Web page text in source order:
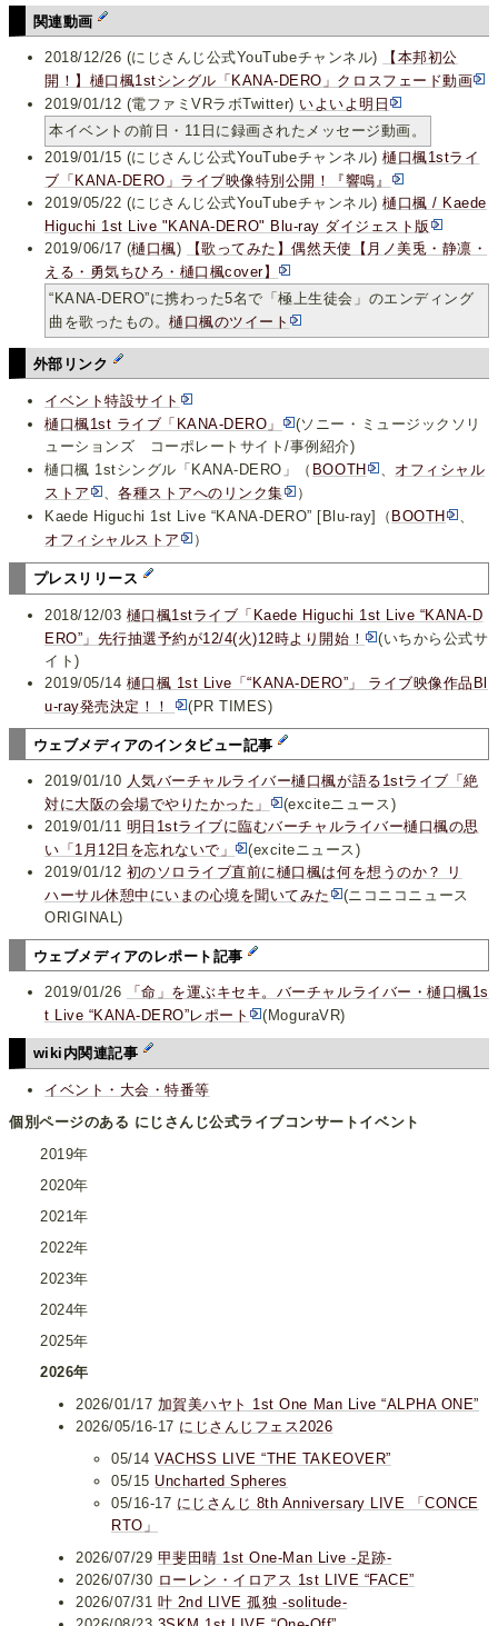
関連動画
2018/12/26 (にじさんじ公式YouTubeチャンネル)
【本邦初公
開！】樋口楓1stシングル「KANA-DERO」クロスフェード動画
2019/01/12 (電ファミVRラボTwitter) いよいよ明日
本イベントの前日・11日に録画されたメッセージ動画。
2019/01/15 (にじさんじ公式YouTubeチャンネル)樋口楓1stライ
ブ「KANA-DERO」ライブ映像特別公開！『響鳴』
2019/05/22 (にじさんじ公式YouTubeチャンネル)樋口楓 / Kaede
Higuchi 1st Live "KANA-DERO" Blu-ray ダイジェスト版
2019/06/17 (樋口楓)
【歌ってみた】偶然天使【月ノ美兎・静凛・
える・勇気ちひろ・樋口楓cover】
“KANA-DERO”に携わった5名で「極上生徒会」のエンディング
曲を歌ったもの。樋口楓のツイート
外部リンク
イベント特設サイト
樋口楓1st ライブ「KANA-DERO」
(ソニー・ミュージックソリ
ューションズ コーポレートサイト/事例紹介)
樋口楓 1stシングル「KANA-DERO」（ BOOTH 、 オフィシャル
ストア
、各種ストアへのリンク集
）
Kaede Higuchi 1st Live “KANA-DERO” [Blu-ray]（ BOOTH
、
オフィシャルストア
）
プレスリリース
2018/12/03 樋口楓1stライブ「Kaede Higuchi 1st Live “KANA-D
ERO”」先行抽選予約が12/4(火)12時より開始！
(いちから公式サ
イト)
2019/05/14 樋口楓 1st Live「“KANA-DERO”」 ライブ映像作品Bl
u-ray発売決定！！
(PR TIMES)
ウェブメディアのインタビュー記事
2019/01/10 人気バーチャルライバー樋口楓が語る1stライブ「絶
対に大阪の会場でやりたかった」
(exciteニュース)
2019/01/11 明日1stライブに臨むバーチャルライバー樋口楓の思
い「1月12日を忘れないで」
(exciteニュース)
2019/01/12 初のソロライブ直前に樋口楓は何を想うのか？ リ
ハーサル休憩中にいまの心境を聞いてみた
(ニコニコニュース
ORIGINAL)
ウェブメディアのレポート記事
2019/01/26
「命」を運ぶキセキ。バーチャルライバー・樋口楓1s
t Live “KANA-DERO”レポート
(MoguraVR)
wiki内関連記事
イベント・大会・特番等
個別ページのある にじさんじ公式ライブコンサートイベント
2019年
2020年
2021年
2022年
2023年
2024年
2025年
2026年
2026/01/17 加賀美ハヤト 1st One Man Live “ALPHA ONE”
2026/05/16-17 にじさんじフェス2026
05/14VACHSS LIVE “THE TAKEOVER”
05/15 Uncharted Spheres
05/16-17 にじさんじ 8th Anniversary LIVE 「CONCE
RTO」
2026/07/29 甲斐田晴 1st One-Man Live -足跡-
2026/07/30 ローレン・イロアス 1st LIVE “FACE”
2026/07/31 叶 2nd LIVE 孤独 -solitude-